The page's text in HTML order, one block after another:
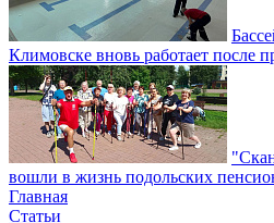
Климовске вновь работает после
вошли в жизнь подольских
Главная
Статьи